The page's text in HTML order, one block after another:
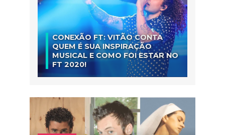
CONEXÃO FT: VITÃO CONTA
QUEM É SUA INSPIRAÇÃO
MUSICAL E COMO FOI ESTAR NO
FT 2020!